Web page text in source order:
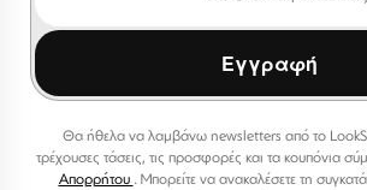
Εγγραφή
Θα ήθελα να λαμβάνω newsletters από το
τρέχουσες τάσεις, τις προσφορές και τα κουπόνια
Απορρήτου . Μπορείτε να ανακαλέσετε τη